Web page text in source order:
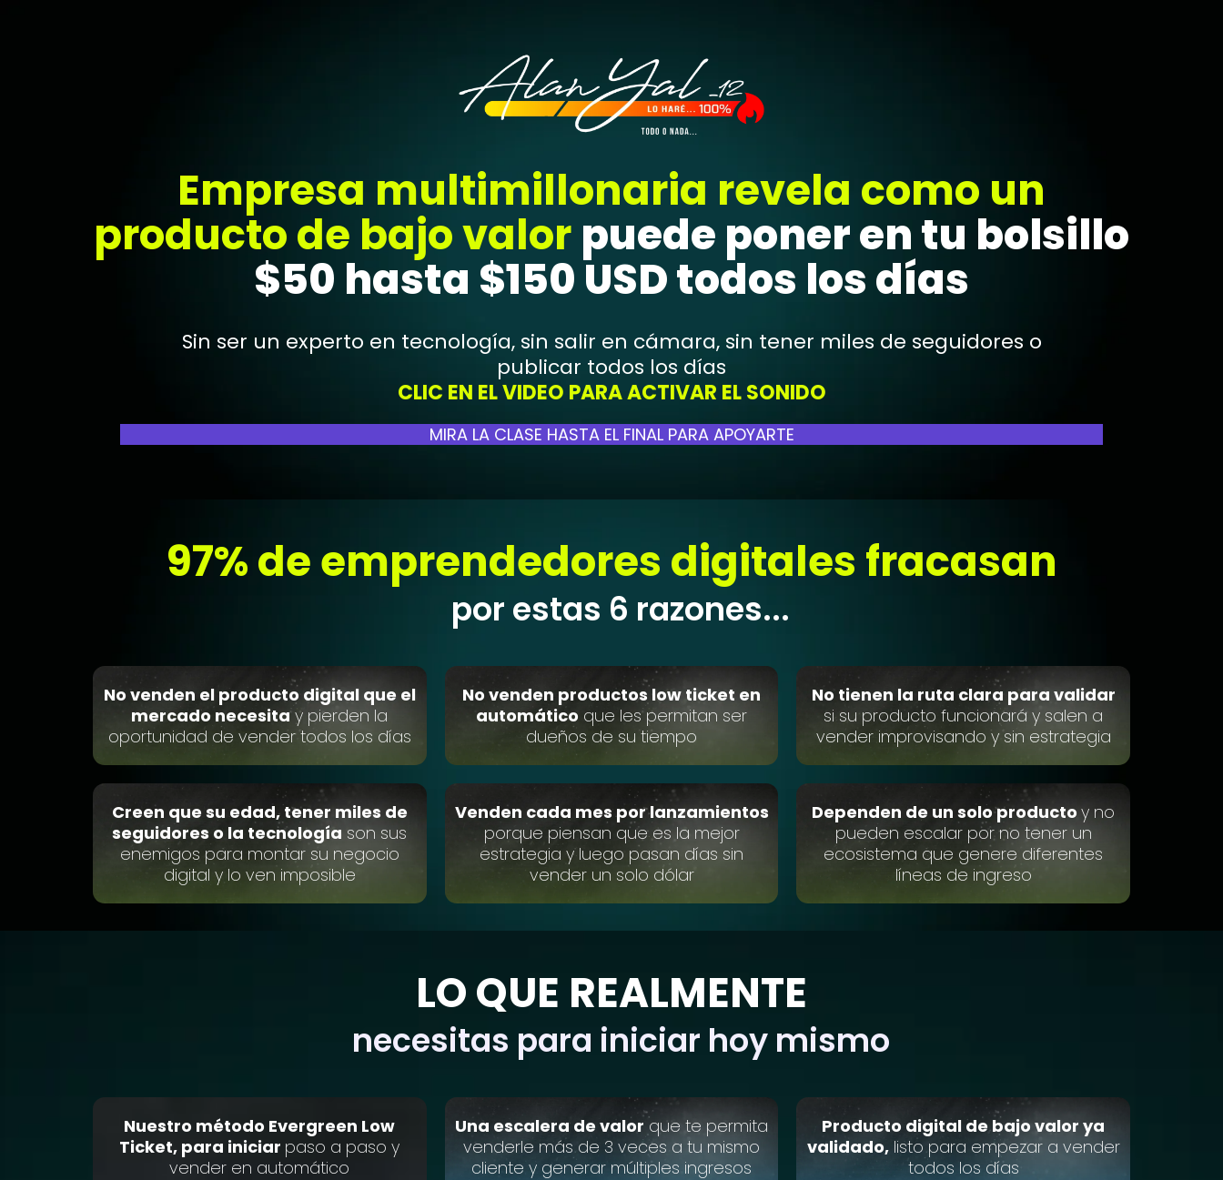
Empresa multimillonaria revela como un
producto de bajo valor puede poner en tu bolsillo
$50 hasta $150 USD todos los días
Sin ser un experto en tecnología, sin salir en cámara, sin tener miles de seguidores o
publicar todos los días
CLIC EN EL VIDEO PARA ACTIVAR EL SONIDO
MIRA LA CLASE HASTA EL FINAL PARA APOYARTE
97% de emprendedores digitales fracasan
por estas 6 razones...
No venden el producto digital que el
mercado necesitay pierden la
oportunidad de vender todos los días
No venden productos low ticket en
automático que les permitan ser
dueños de su tiempo
No tienen la ruta clara para validar
si su producto funcionará y salen a
vender improvisando y sin estrategia
Creen que su edad, tener miles de
seguidores o la tecnología son sus
enemigos para montar su negocio
digital y lo ven imposible
Venden cada mes por lanzamientos
porque piensan que es la mejor
estrategia y luego pasan días sin
vender un solo dólar
Dependen de un solo productoy no
pueden escalar por no tener un
ecosistema que genere diferentes
líneas de ingreso
LO QUE REALMENTE
necesitas para iniciar hoy mismo
Nuestro método Evergreen Low
Ticket, para iniciar paso a paso y
vender en automático
Una escalera de valor que te permita
venderle más de 3 veces a tu mismo
cliente y generar múltiples ingresos
Producto digital de bajo valor ya
validado,listo para empezar a vender
todos los días